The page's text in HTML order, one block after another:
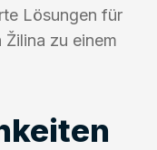
Lösungen für
zu einem